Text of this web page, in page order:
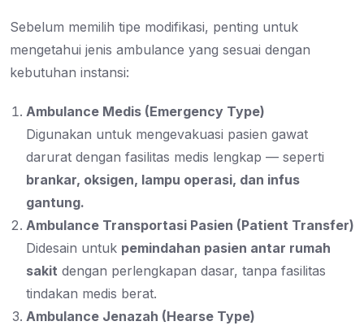
Sebelum memilih tipe modifikasi, penting untuk
mengetahui jenis ambulance yang sesuai dengan
kebutuhan instansi:
Ambulance Medis (Emergency Type)
Digunakan untuk mengevakuasi pasien gawat
darurat dengan fasilitas medis lengkap — seperti
brankar, oksigen, lampu operasi, dan infus
gantung.
Ambulance Transportasi Pasien (Patient Transfer)
Didesain untuk pemindahan pasien antar rumah
sakit dengan perlengkapan dasar, tanpa fasilitas
tindakan medis berat.
Ambulance Jenazah (Hearse Type)